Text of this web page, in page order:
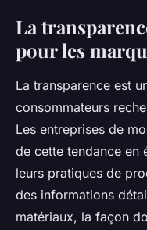
La
pour les
La transparence est
consommateurs
Les entreprises de
de cette tendance en
leurs pratiques de
des informations
matériaux, la façon